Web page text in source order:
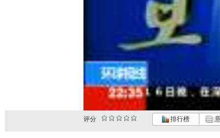
评分 排行榜